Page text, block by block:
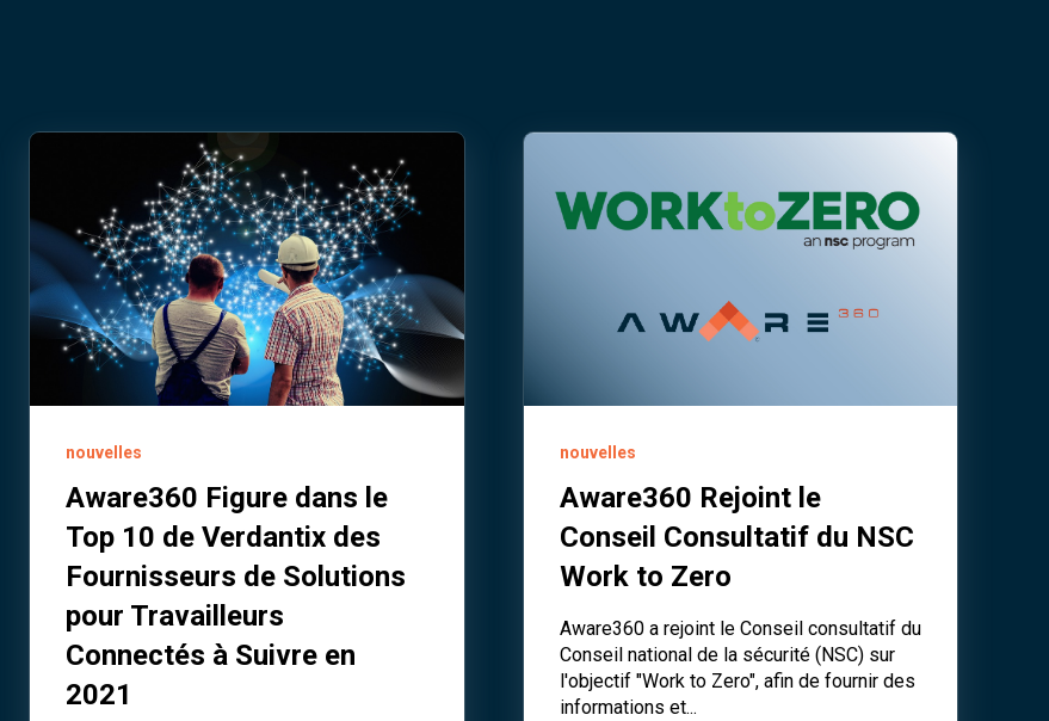
nouvelles
Aware360 Figure dans le
Top 10 de Verdantix des
Fournisseurs de Solutions
pour Travailleurs
Connectés à Suivre en
2021
nouvelles
Aware360 Rejoint le
Conseil Consultatif du NSC
Work to Zero
Aware360 a rejoint le Conseil consultatif du
Conseil national de la sécurité (NSC) sur
l'objectif "Work to Zero", afin de fournir des
informations et...